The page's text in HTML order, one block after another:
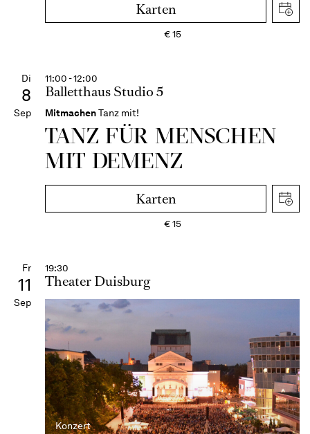
Karten
€15
Di
8
Sep
11:00 - 12:00
Balletthaus Studio 5
MitmachenTanz mit!
TANZ FÜR MENSCHEN
MIT DEMENZ
Karten
€15
Fr
11
Sep
19:30
Theater Duisburg
Konzert